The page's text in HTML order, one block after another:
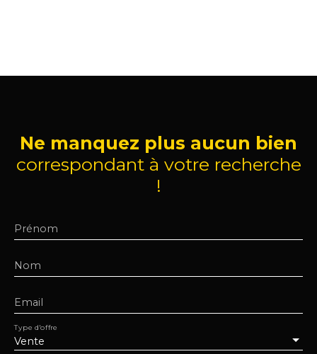
Ne manquez plus aucun bien
correspondant à votre recherche
!
Prénom
Nom
Email
Vente
Type d'offre